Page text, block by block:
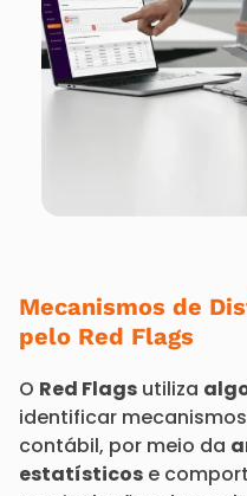
Mecanismos de
pelo Red Flags
O Red Flags utiliza
identificar
contábil, por meio da
estatísticos e